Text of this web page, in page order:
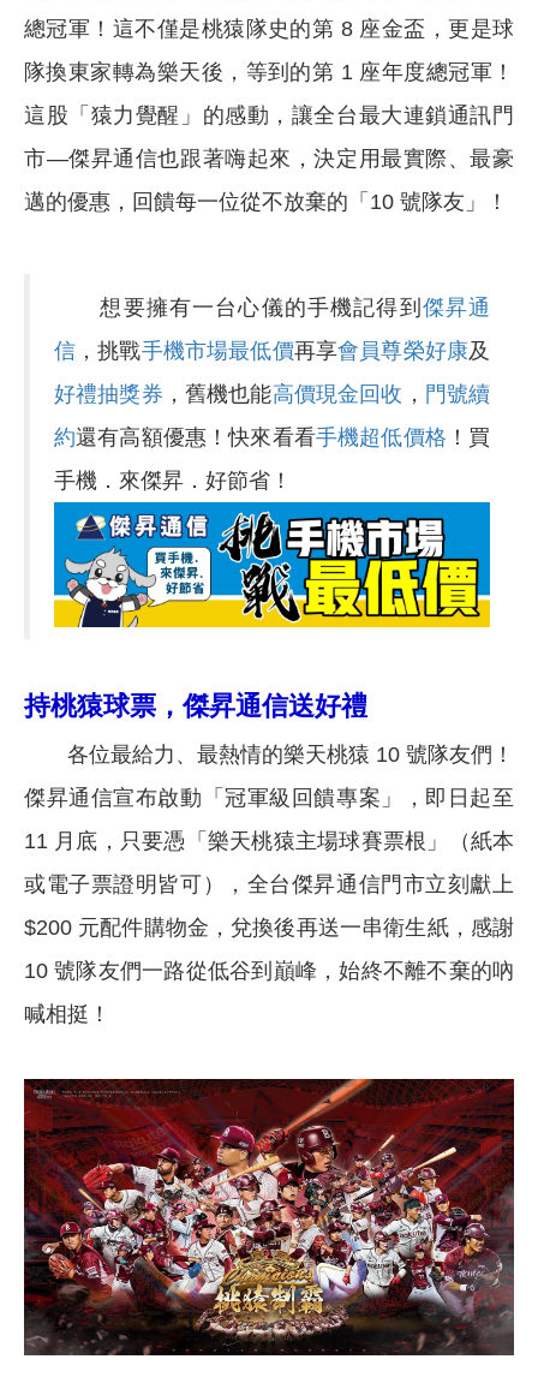
總冠軍！這不僅是桃猿隊史的第 8 座金盃，更是球
隊換東家轉為樂天後，等到的第 1 座年度總冠軍！
這股「猿力覺醒」的感動，讓全台最大連鎖通訊門
市—傑昇通信也跟著嗨起來，決定用最實際、最豪
邁的優惠，回饋每一位從不放棄的「10 號隊友」！
想要擁有一台心儀的手機記得到 傑昇通
信 ，挑戰手機市場最低價再享會員尊榮好康及
好禮抽獎券 ，舊機也能高價現金回收 ， 門號續
約還有高額優惠！快來看看手機超低價格 ！買
手機．來傑昇．好節省！
持桃猿球票，傑昇通信送好禮
各位最給力、最熱情的樂天桃猿 10 號隊友們！
傑昇通信宣布啟動「冠軍級回饋專案」，即日起至
11 月底，只要憑「樂天桃猿主場球賽票根」（紙本
或電子票證明皆可），全台傑昇通信門市立刻獻上
$200 元配件購物金，兌換後再送一串衛生紙，感謝
10 號隊友們一路從低谷到巔峰，始終不離不棄的吶
喊相挺！